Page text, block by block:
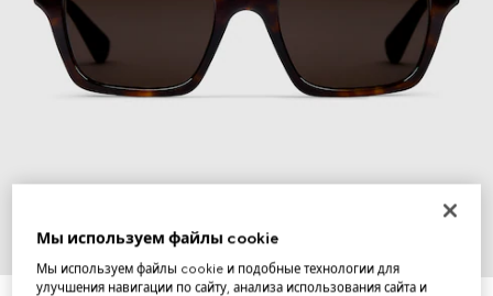
3
Мы используем файлы cookie
Мы используем файлы cookie и подобные технологии для
улучшения навигации по сайту, анализа использования сайта и